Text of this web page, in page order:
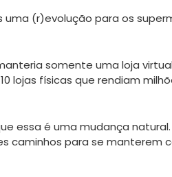
uma (r)evolução para os
somente uma loja
lojas físicas que rendiam
essa é uma mudança
caminhos para se manterem